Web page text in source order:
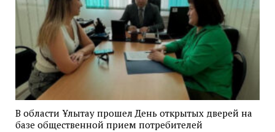
В области Ұлытау прошел День открытых дверей на
базе общественной прием потребителей